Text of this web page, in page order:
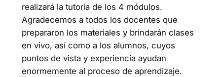
realizará la tutoría de los 4 módulos.
Agradecemos a todos los docentes que
prepararon los materiales y brindarán clases
en vivo, así como a los alumnos, cuyos
puntos de vista y experiencia ayudan
enormemente al proceso de aprendizaje.